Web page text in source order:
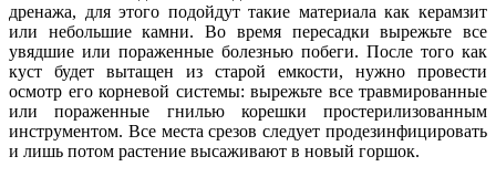
дренажа, для этого подойдут такие материала как керамзит
или небольшие камни. Во время пересадки вырежьте все
увядшие или пораженные болезнью побеги. После того как
куст будет вытащен из старой емкости, нужно провести
осмотр его корневой системы: вырежьте все травмированные
или пораженные гнилью корешки простерилизованным
инструментом. Все места срезов следует продезинфицировать
и лишь потом растение высаживают в новый горшок.